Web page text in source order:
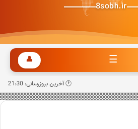
8sobh.ir
☰
👤
🕐 آخرین بروزرسانی: 21:30